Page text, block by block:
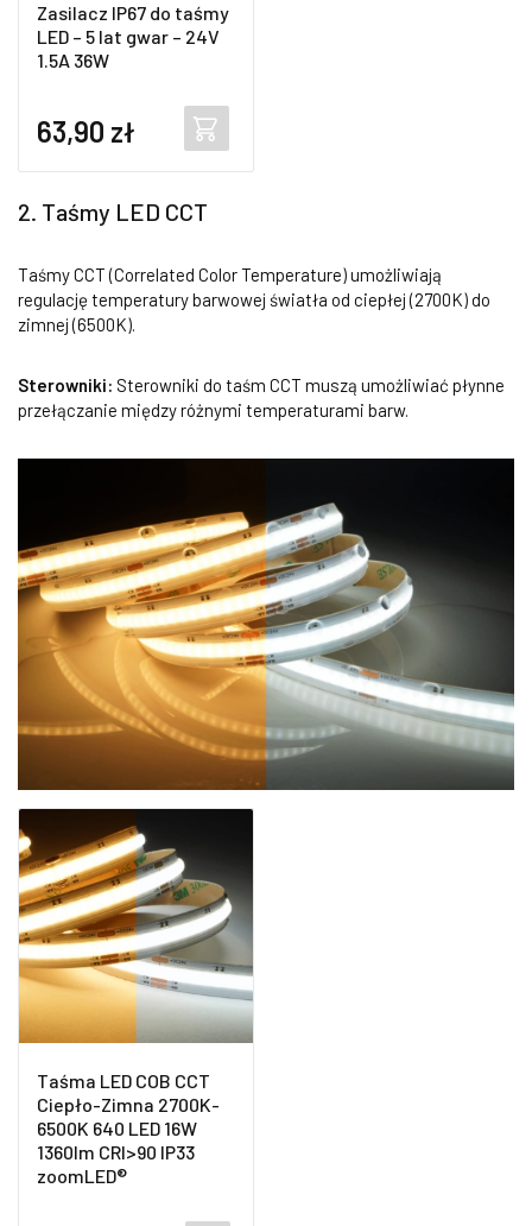
Zasilacz IP67 do taśmy
LED – 5 lat gwar – 24V
1.5A 36W
63,90 zł
2. Taśmy LED CCT
Taśmy CCT (Correlated Color Temperature) umożliwiają
regulację temperatury barwowej światła od ciepłej (2700K) do
zimnej (6500K).
Sterowniki: Sterowniki do taśm CCT muszą umożliwiać płynne
przełączanie między różnymi temperaturami barw.
Taśma LED COB CCT
Ciepło-Zimna 2700K-
6500K 640 LED 16W
1360lm CRI>90 IP33
zoomLED®